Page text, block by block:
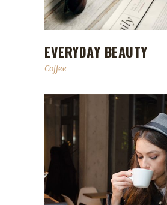
EVERYDAY BEAUTY
Coffee